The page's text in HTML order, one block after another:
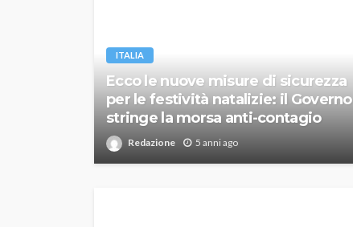
ITALIA
Ecco le nuove misure di sicurezza
per le festività natalizie: il Governo
stringe la morsa anti-contagio
Redazione 5 anni ago